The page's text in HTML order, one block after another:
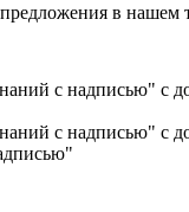
в нашем